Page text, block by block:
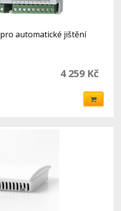
automatické jištění
4 259 Kč